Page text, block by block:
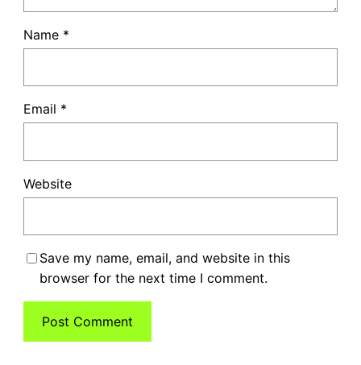
Name *
Email *
Website
Save my name, email, and website in this
browser for the next time I comment.